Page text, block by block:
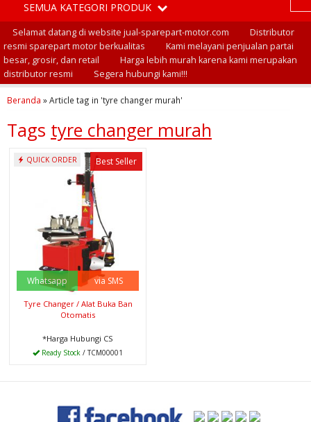
SEMUA KATEGORI PRODUK
Selamat datang di website jual-sparepart-motor.com
Distributor
resmi sparepart motor berkualitas
Kami melayani penjualan partai
besar, grosir, dan retail
Harga lebih murah karena kami merupakan
distributor resmi
Segera hubungi kami!!!
Beranda »Article tag in 'tyre changer murah'
Tags tyre changer murah
Best Seller
QUICK ORDER
Whatsapp via SMS
Tyre Changer / Alat Buka Ban
Otomatis
*Harga Hubungi CS
Ready Stock / TCM00001